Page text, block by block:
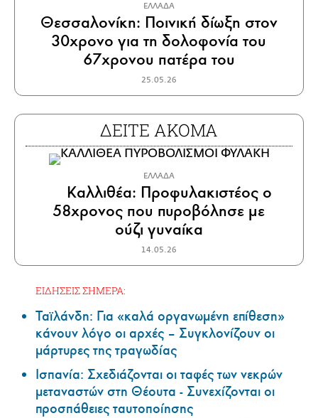
ΕΛΛΑΔΑ
Θεσσαλονίκη: Ποινική δίωξη στον
30χρονο για τη δολοφονία του
67χρονου πατέρα του
25.05.26
ΔΕΙΤΕ ΑΚΟΜΑ
ΕΛΛΑΔΑ
Καλλιθέα: Προφυλακιστέος ο
58χρονος που πυροβόλησε με
ούζι γυναίκα
14.05.26
ΕΙΔΗΣΕΙΣ ΣΗΜΕΡΑ:
Ταϊλάνδη: Για «καλά οργανωμένη επίθεση»
κάνουν λόγο οι αρχές – Συγκλονίζουν οι
μάρτυρες της τραγωδίας
Ισπανία: Σχεδιάζονται οι ταφές των νεκρών
μεταναστών στη Θέουτα - Συνεχίζονται οι
προσπάθειες ταυτοποίησης